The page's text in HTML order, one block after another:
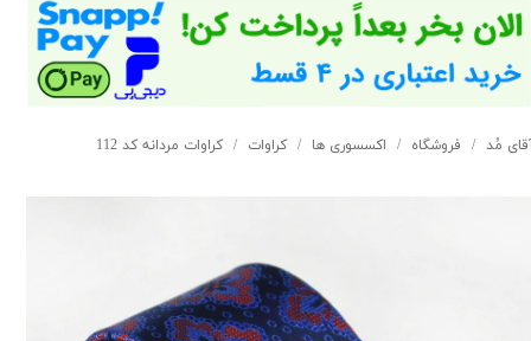
خروج از حساب کاربری
مُد فروشگاه اکسسوری ها کراوات کراوات مردانه کد 112